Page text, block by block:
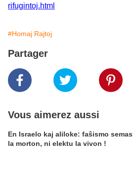
rifugintoj.html
#Homaj Rajtoj
Partager
Vous aimerez aussi
En Israelo kaj aliloke: faŝismo semas
la morton, ni elektu la vivon !